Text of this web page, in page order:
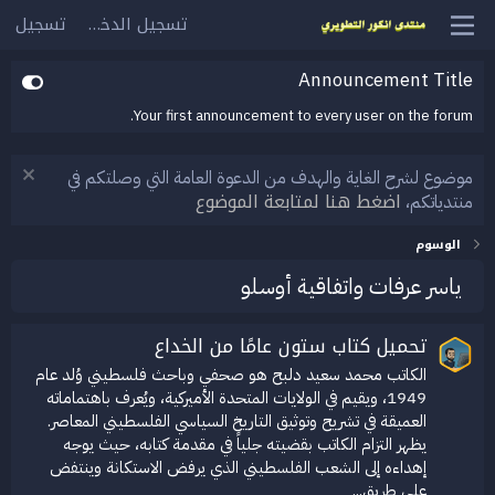
تسجيل الدخول تسجيل
Announcement Title
Your first announcement to every user on the forum.
موضوع لشرح الغاية والهدف من الدعوة العامة التي وصلتكم في
منتدياتكم، اضغط هنا لمتابعة الموضوع
الوسوم
ياسر عرفات واتفاقية أوسلو
تحميل كتاب ستون عامًا من الخداع
الكاتب محمد سعيد دلبح هو صحفي وباحث فلسطيني وُلد عام
1949، ويقيم في الولايات المتحدة الأميركية، ويُعرف باهتماماته
العميقة في تشريح وتوثيق التاريخ السياسي الفلسطيني المعاصر.
يظهر التزام الكاتب بقضيته جلياً في مقدمة كتابه، حيث يوجه
إهداءه إلى الشعب الفلسطيني الذي يرفض الاستكانة وينتفض